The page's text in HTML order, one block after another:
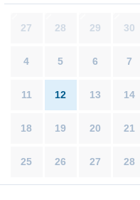
27 28 29 30
4 5 6 7
11 12 13 14
18 19 20 21
25 26 27 28